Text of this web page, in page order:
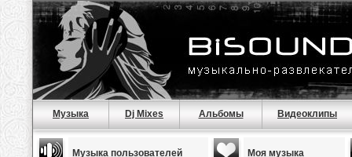
Музыка Dj Mixes Альбомы Видеоклипы
Музыка пользователей Моя музыка